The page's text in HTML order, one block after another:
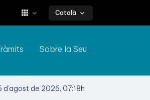
Català
Sobre la Seu
d’agost de 2026, 07:18h